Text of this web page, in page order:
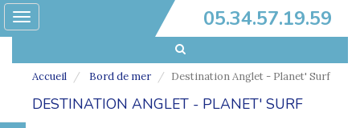
05.34.57.19.59
Toggle
Accueil Bord de mer Destination Anglet - Planet' Surf
DESTINATION ANGLET - PLANET' SURF